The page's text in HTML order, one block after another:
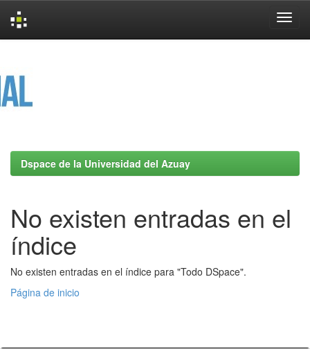
Dspace de la Universidad del Azuay
No existen entradas en el
índice
No existen entradas en el índice para "Todo DSpace".
Página de inicio